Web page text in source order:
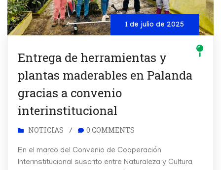
1 de julio de 2025
Entrega de herramientas y
plantas maderables en Palanda
gracias a convenio
interinstitucional
NOTICIAS / 0 COMMENTS
En el marco del Convenio de Cooperación
Interinstitucional suscrito entre Naturaleza y Cultura